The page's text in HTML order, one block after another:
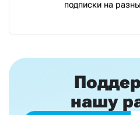
подписки на
нашу